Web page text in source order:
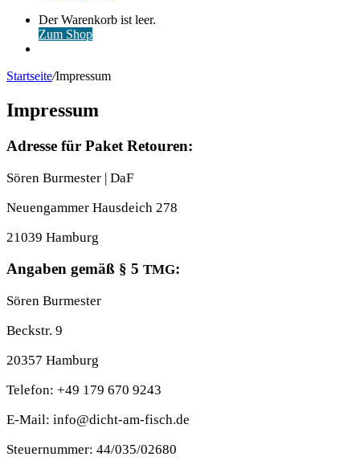
Warenkorb
ansehen
Der Warenkorb ist leer.
Zum Shop
Startseite/Impressum
Impressum
Adresse für Paket Retouren:
Sören Bur­mes­ter | DaF
Neu­en­gam­mer Haus­deich 278
21039 Ham­burg
Angaben gemäß § 5 TMG:
Sören Bur­mes­ter
Beck­str. 9
20357 Ham­burg
Tele­fon: +49 179 670 9243
E‑Mail: info@dicht-am-fisch.de
Steu­er­num­mer: 44/035/02680